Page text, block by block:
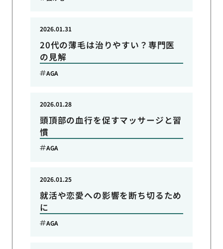
20代の薄毛は治りやすい？専門医
の見解
2026.01.31
AGA
頭頂部の血行を促すマッサージと習
慣
2026.01.28
AGA
就活や恋愛への影響を断ち切るため
に
2026.01.25
AGA